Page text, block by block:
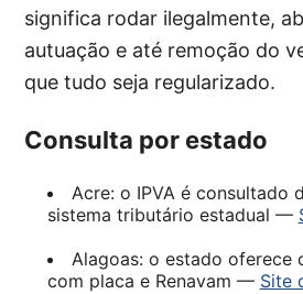
significa rodar ilegalmente,
autuação e até remoção do
que tudo seja regularizado.
Consulta por estado
Acre: o IPVA é consultado
sistema tributário estadual —
Alagoas: o estado oferece
com placa e Renavam — Site